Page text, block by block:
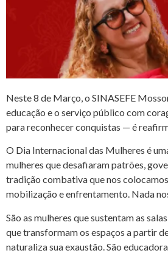
Neste 8 de Março, o SINASEFE
educação e o serviço público com
para reconhecer conquistas — é
O Dia Internacional das Mulheres é
mulheres que desafiaram patrões,
tradição combativa que nos
mobilização e enfrentamento. Nada
São as mulheres que sustentam as
que transformam os espaços a partir
naturaliza sua exaustão. São